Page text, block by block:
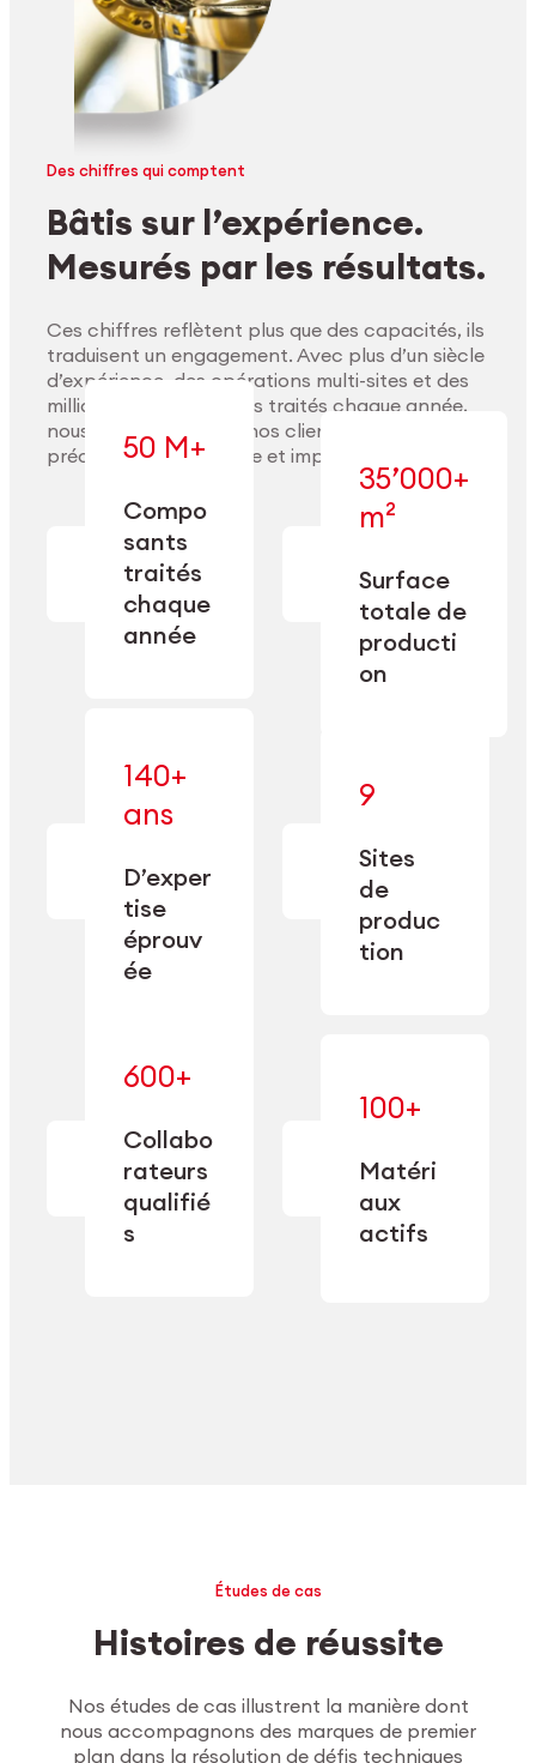
Explorer les matériaux
Des chiffres qui comptent
Bâtis sur l’expérience.
Mesurés par les résultats.
Ces chiffres reflètent plus que des capacités, ils
traduisent un engagement. Avec plus d’un siècle
d’expérience, des opérations multi-sites et des
millions de composants traités chaque année,
nous accompagnons nos clients pour délivrer
précision, performance et impact durable.
50 M+
Compo
sants
traités
chaque
année
— en usinage,
nettoyage et
conditionnement.
35’000+
m²
Surface
totale de
producti
on
— conçue pour
précision et la
flexibilité
opérationnelle.
140+
ans
D’exper
tise
éprouv
ée
précision
1885.
9
Sites
de
produc
tion
approfondie
capacité de
double
600+
Collabo
rateurs
qualifié
s
expertise
transformée
performance
100+
Matéri
aux
actifs
— maîtrisés
et adaptés
exigences
de chaque
secteur.
Études de cas
Histoires de réussite
Nos études de cas illustrent la manière dont
nous accompagnons des marques de premier
plan dans la résolution de défis techniques